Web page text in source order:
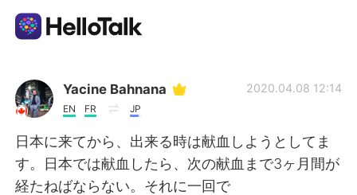
Aplicativo de troca de idioma
AI Grammar Checker
Português
Yacine Bahnana
EN FR JP
2020.04.08 12:14
日本に来てから、出来る時は献血しようとしてま
す。日本では献血したら、次の献血まで3ヶ月間が
経たねばならない。それに一回で